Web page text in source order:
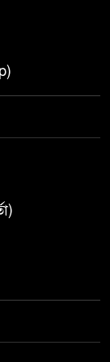
খননে কৃষি,
উদ্বোধন করলেন
জেনারেল
মোহাম্মদ